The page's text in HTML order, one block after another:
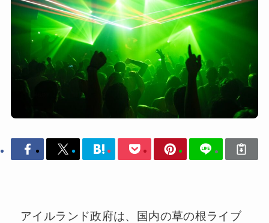
アイルランド政府は、国内の草の根ライブ